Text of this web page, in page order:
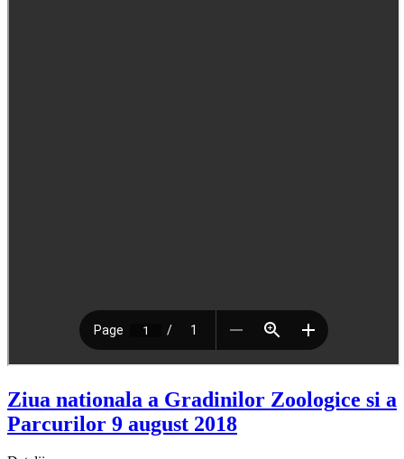
Ziua nationala a Gradinilor Zoologice si a
Parcurilor 9 august 2018